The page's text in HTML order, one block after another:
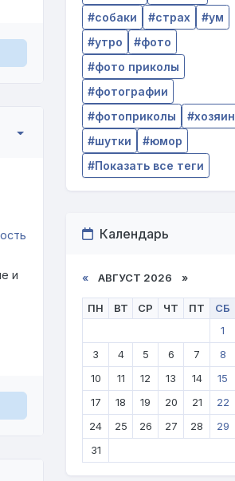
и
собаки
страх
ум
утро
фото
фото приколы
фотографии
фотоприколы
хозяин
шутки
юмор
Показать все теги
Календарь
« АВГУСТ 2026 »
ПН ВТ СР ЧТ ПТ СБ
1
3
4 5 6 7 8
10
11 12 13 14 15
17
18 19 20 21 22
24
25 26 27 28 29
31